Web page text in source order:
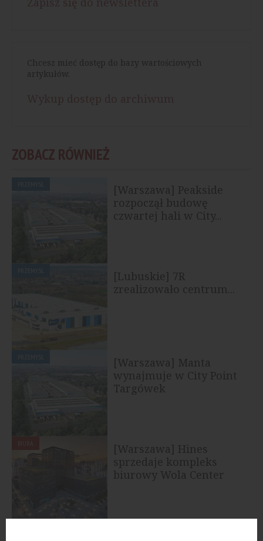
Chcesz mieć dostęp do bazy wartościowych
artykułów.
ZOBACZ RÓWNIEŻ
[Warszawa] Peakside
rozpoczął budowę
czwartej hali w City...
[Lubuskie] 7R
zrealizowało centrum...
[Warszawa] Manta
wynajmuje w City Point
Targówek
[Warszawa] Hines
sprzedaje kompleks
biurowy Wola Center